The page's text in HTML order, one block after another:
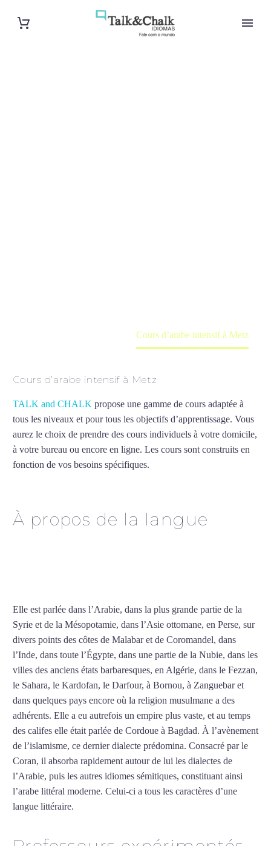
Cours d’arabe intensif à Metz
Cours d’arabe intensif à Metz
TALK and CHALK propose une gamme de cours adaptée à
tous les niveaux et pour tous les objectifs d’apprentissage. Vous
aurez le choix de prendre des cours individuels à votre domicile,
à votre bureau ou encore en ligne. Les cours sont construits en
fonction de vos besoins spécifiques.
À propos de la langue
Elle est parlée dans l’Arabie, dans la plus grande partie de la
Syrie et de la Mésopotamie, dans l’Asie ottomane, en Perse, sur
divers points des côtes de Malabar et de Coromandel, dans
l’Inde, dans toute l’Égypte, dans une partie de la Nubie, dans les
villes des anciens états barbaresques, en Algérie, dans le Fezzan,
le Sahara, le Kardofan, le Darfour, à Bornou, à Zanguebar et
dans quelques pays encore où la religion musulmane a des
adhérents. Elle a eu autrefois un empire plus vaste, et au temps
des califes elle était parlée de Cordoue à Bagdad. À l’avènement
de l’islamisme, ce dernier dialecte prédomina. Consacré par le
Coran, il absorba rapidement autour de lui les dialectes de
l’Arabie, puis les autres idiomes sémitiques, constituant ainsi
l’arabe littéral moderne. Celui-ci a tous les caractères d’une
langue littéraire.